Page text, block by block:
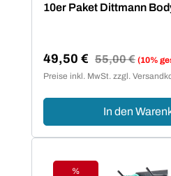
10er Paket Dittmann
Verkaufspreis:
49,50 € Regulärer Preis:
55,00 € (10%
Preise inkl. MwSt. zzgl.
In den
%